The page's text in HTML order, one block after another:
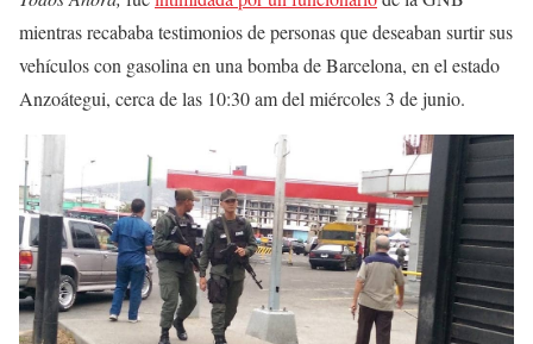
mientras recababa testimonios de personas que deseaban surtir sus
vehículos con gasolina en una bomba de Barcelona, en el estado
Anzoátegui, cerca de las 10:30 am del miércoles 3 de junio.